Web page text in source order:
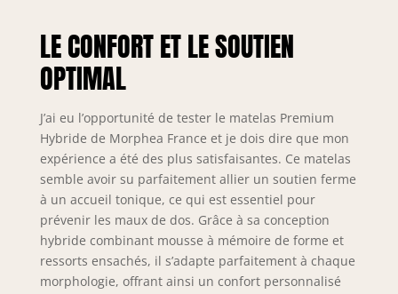
LE CONFORT ET LE SOUTIEN
OPTIMAL
J’ai eu l’opportunité de tester le matelas Premium
Hybride de Morphea France et je dois dire que mon
expérience a été des plus satisfaisantes. Ce matelas
semble avoir su parfaitement allier un soutien ferme
à un accueil tonique, ce qui est essentiel pour
prévenir les maux de dos. Grâce à sa conception
hybride combinant mousse à mémoire de forme et
ressorts ensachés, il s’adapte parfaitement à chaque
morphologie, offrant ainsi un confort personnalisé